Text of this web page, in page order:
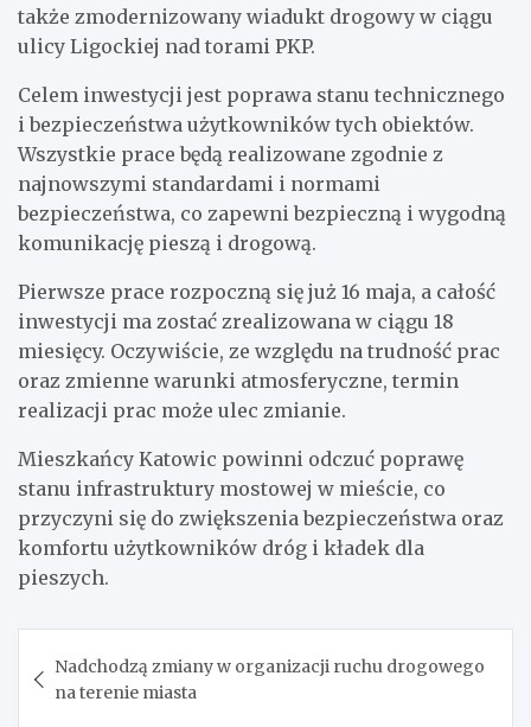
także zmodernizowany wiadukt drogowy w ciągu
ulicy Ligockiej nad torami PKP.
Celem inwestycji jest poprawa stanu technicznego
i bezpieczeństwa użytkowników tych obiektów.
Wszystkie prace będą realizowane zgodnie z
najnowszymi standardami i normami
bezpieczeństwa, co zapewni bezpieczną i wygodną
komunikację pieszą i drogową.
Pierwsze prace rozpoczną się już 16 maja, a całość
inwestycji ma zostać zrealizowana w ciągu 18
miesięcy. Oczywiście, ze względu na trudność prac
oraz zmienne warunki atmosferyczne, termin
realizacji prac może ulec zmianie.
Mieszkańcy Katowic powinni odczuć poprawę
stanu infrastruktury mostowej w mieście, co
przyczyni się do zwiększenia bezpieczeństwa oraz
komfortu użytkowników dróg i kładek dla
pieszych.
wpisu
Nadchodzą zmiany w organizacji ruchu drogowego
na terenie miasta